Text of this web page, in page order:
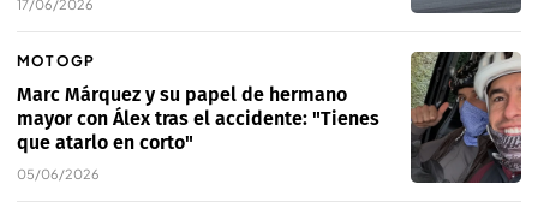
17/06/2026
MOTOGP
Marc Márquez y su papel de hermano
mayor con Álex tras el accidente: "Tienes
que atarlo en corto"
05/06/2026